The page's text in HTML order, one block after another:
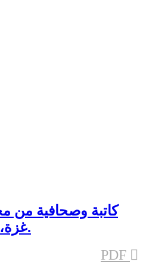
كاتبة وصحافية من
غزة، ومقيمة حاليا بفرنسا.